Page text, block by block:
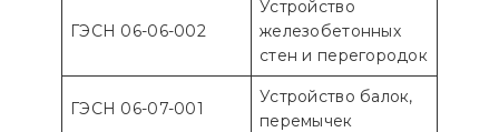
ГЭСН 06-06-002
Устройство
железобетонных
стен и перегородок
ГЭСН 06-07-001
Устройство балок,
перемычек